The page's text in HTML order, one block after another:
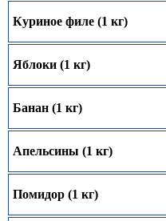
Куриное филе (1 кг)
Яблоки (1 кг)
Банан (1 кг)
Апельсины (1 кг)
Помидор (1 кг)